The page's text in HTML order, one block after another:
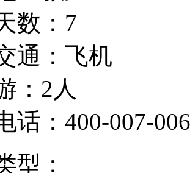
数：7
通： 飞机
：2人
话：400-007-
型：